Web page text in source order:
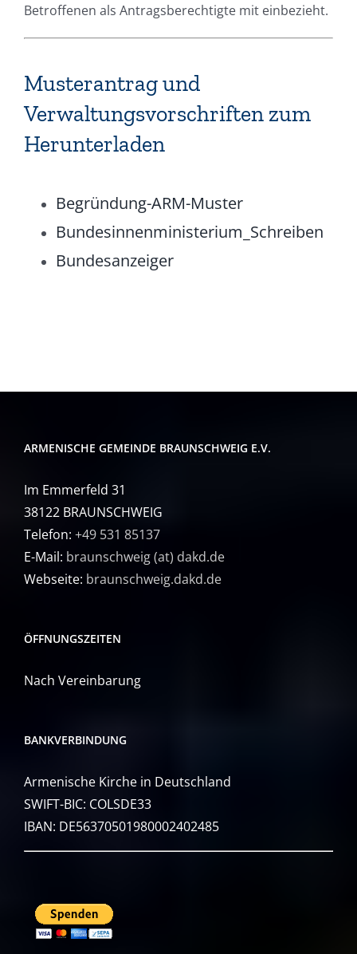
Betroffenen als Antragsberechtigte mit einbezieht.
Musterantrag und
Verwaltungsvorschriften zum
Herunterladen
Begründung-ARM-Muster
Bundesinnenministerium_Schreiben
Bundesanzeiger
ARMENISCHE GEMEINDE BRAUNSCHWEIG E.V.
Im Emmerfeld 31
38122 BRAUNSCHWEIG
Telefon: +49 531 85137
E-Mail: braunschweig (at) dakd.de
Webseite: braunschweig.dakd.de
ÖFFNUNGSZEITEN
Nach Vereinbarung
BANKVERBINDUNG
Armenische Kirche in Deutschland
SWIFT-BIC: COLSDE33
IBAN: DE56370501980002402485